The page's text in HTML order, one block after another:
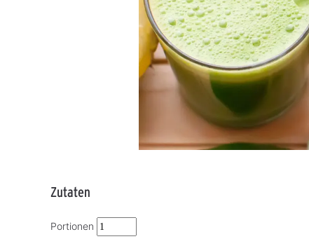
Zutaten
Portionen